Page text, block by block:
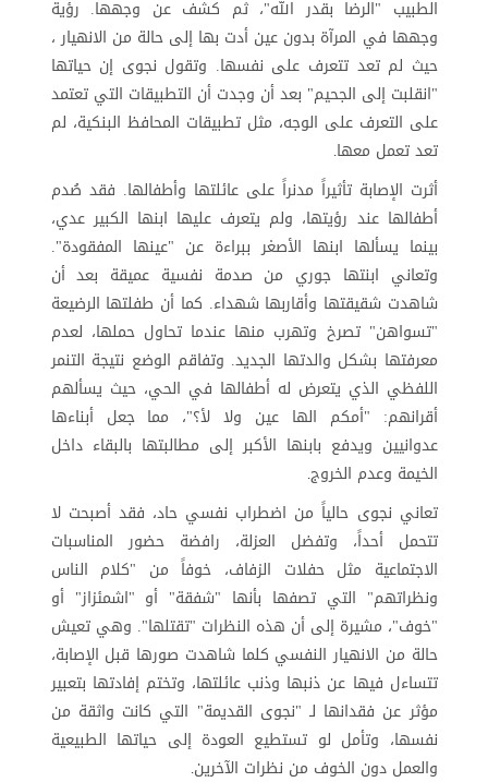
الطبيب "الرضا بقدر الله"، ثم كشف عن وجهها. رؤية
وجهها في المرآة بدون عين أدت بها إلى حالة من الانهيار ،
حيث لم تعد تتعرف على نفسها. وتقول نجوى إن حياتها
"انقلبت إلى الجحيم" بعد أن وجدت أن التطبيقات التي تعتمد
على التعرف على الوجه، مثل تطبيقات المحافظ البنكية، لم
تعد تعمل معها.
أثرت الإصابة تأثيراً مدنراً على عائلتها وأطفالها. فقد صُدم
أطفالها عند رؤيتها، ولم يتعرف عليها ابنها الكبير عدي،
بينما يسألها ابنها الأصغر ببراءة عن "عينها المفقودة".
وتعاني ابنتها جوري من صدمة نفسية عميقة بعد أن
شاهدت شقيقتها وأقاربها شهداء. كما أن طفلتها الرضيعة
"تسواهن" تصرخ وتهرب منها عندما تحاول حملها، لعدم
معرفتها بشكل والدتها الجديد. وتفاقم الوضع نتيجة التنمر
اللفظي الذي يتعرض له أطفالها في الحي، حيث يسألهم
أقرانهم: "أمكم الها عين ولا لأ؟"، مما جعل أبناءها
عدوانيين ويدفع بابنها الأكبر إلى مطالبتها بالبقاء داخل
الخيمة وعدم الخروج.
تعاني نجوى حالياً من اضطراب نفسي حاد، فقد أصبحت لا
تتحمل أحداً، وتفضل العزلة، رافضة حضور المناسبات
الاجتماعية مثل حفلات الزفاف، خوفاً من "كلام الناس
ونظراتهم" التي تصفها بأنها "شفقة" أو "اشمئزاز" أو
"خوف"، مشيرة إلى أن هذه النظرات "تقتلها". وهي تعيش
حالة من الانهيار النفسي كلما شاهدت صورها قبل الإصابة،
تتساءل فيها عن ذنبها وذنب عائلتها، وتختم إفادتها بتعبير
مؤثر عن فقدانها لـ "نجوى القديمة" التي كانت واثقة من
نفسها، وتأمل لو تستطيع العودة إلى حياتها الطبيعية
والعمل دون الخوف من نظرات الآخرين.